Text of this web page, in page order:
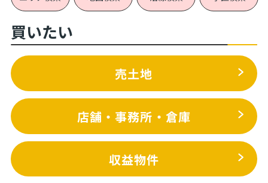
買いたい
売土地
店舗・事務所・倉庫
収益物件